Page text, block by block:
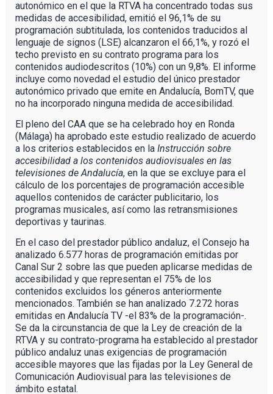
autonómico en el que la RTVA ha concentrado todas sus
medidas de accesibilidad, emitió el 96,1% de su
programación subtitulada, los contenidos traducidos al
lenguaje de signos (LSE) alcanzaron el 66,1%, y rozó el
techo previsto en su contrato programa para los
contenidos audiodescritos (10%) con un 9,8%. El informe
incluye como novedad el estudio del único prestador
autonómico privado que emite en Andalucía, BomTV, que
no ha incorporado ninguna medida de accesibilidad.
El pleno del CAA que se ha celebrado hoy en Ronda
(Málaga) ha aprobado este estudio realizado de acuerdo
a los criterios establecidos en la Instrucción sobre
accesibilidad a los contenidos audiovisuales en las
televisiones de Andalucía, en la que se excluye para el
cálculo de los porcentajes de programación accesible
aquellos contenidos de carácter publicitario, los
programas musicales, así como las retransmisiones
deportivas y taurinas.
En el caso del prestador público andaluz, el Consejo ha
analizado 6.577 horas de programación emitidas por
Canal Sur 2 sobre las que pueden aplicarse medidas de
accesibilidad y que representan el 75% de los
contenidos excluidos los géneros anteriormente
mencionados. También se han analizado 7.272 horas
emitidas en Andalucía TV -el 83% de la programación-.
Se da la circunstancia de que la Ley de creación de la
RTVA y su contrato-programa ha establecido al prestador
público andaluz unas exigencias de programación
accesible mayores que las fijadas por la Ley General de
Comunicación Audiovisual para las televisiones de
ámbito estatal.